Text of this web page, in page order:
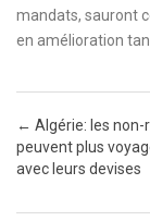
mandats, sauront
en amélioration
Post navigation
← Algérie: les non-
peuvent plus
avec leurs devises